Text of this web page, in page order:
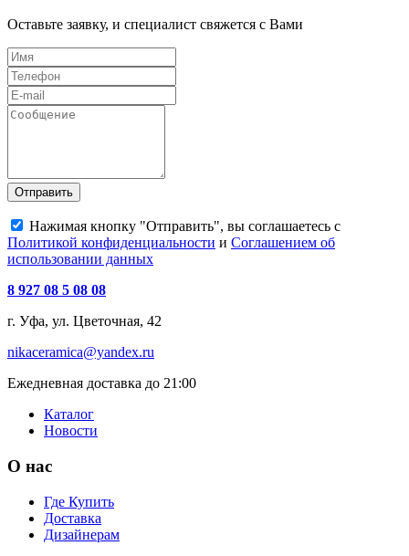
Оставьте заявку, и специалист свяжется с Вами
Отправить
Нажимая кнопку "Отправить", вы соглашаетесь с
Политикой конфиденциальности и Соглашением об
использовании данных
8 927 08 5 08 08
г. Уфа, ул. Цветочная, 42
nikaceramica@yandex.ru
Ежедневная доставка до 21:00
Каталог
Новости
О нас
Где Купить
Доставка
Дизайнерам